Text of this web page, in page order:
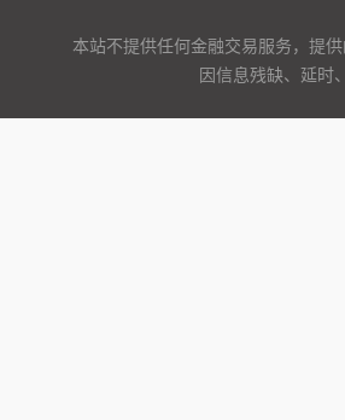
本站不提供任何金融交易服务，提
因信息残缺、延时